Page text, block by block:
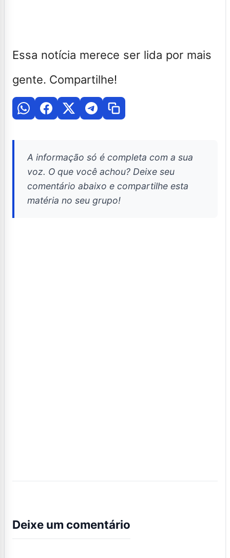
Essa notícia merece ser lida por mais
gente. Compartilhe!
A informação só é completa com a sua
voz. O que você achou? Deixe seu
comentário abaixo e compartilhe esta
matéria no seu grupo!
Deixe um comentário